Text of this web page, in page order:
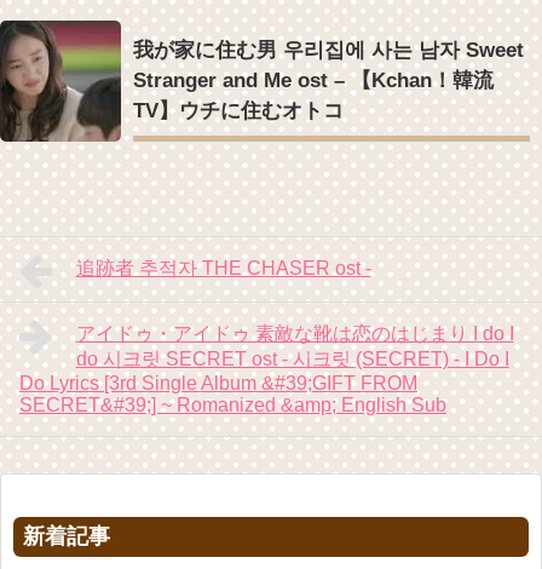
我が家に住む男 우리집에 사는 남자 Sweet
Stranger and Me ost – 【Kchan！韓流
TV】ウチに住むオトコ
追跡者 추적자 THE CHASER ost -
アイドゥ・アイドゥ 素敵な靴は恋のはじまり I do I
do 시크릿 SECRET ost - 시크릿 (SECRET) - I Do I
Do Lyrics [3rd Single Album &#39;GIFT FROM
SECRET&#39;] ~ Romanized &amp; English Sub
新着記事